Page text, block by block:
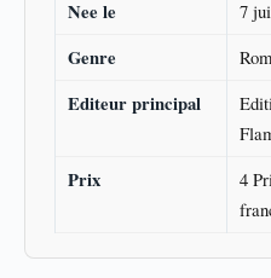
Nee le 7
Genre
Editeur principal
Prix
4